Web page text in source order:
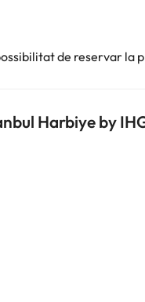
de reservar la
Harbiye by